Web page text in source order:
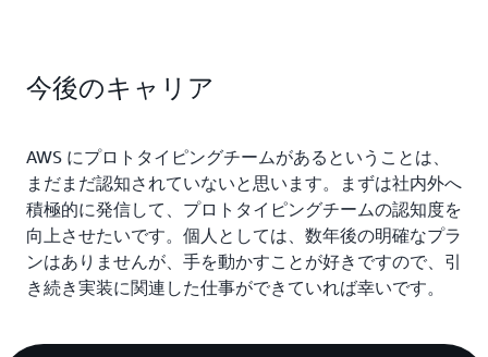
今後のキャリア
AWS にプロトタイピングチームがあるということは、
まだまだ認知されていないと思います。まずは社内外へ
積極的に発信して、プロトタイピングチームの認知度を
向上させたいです。個人としては、数年後の明確なプラ
ンはありませんが、手を動かすことが好きですので、引
き続き実装に関連した仕事ができていれば幸いです。